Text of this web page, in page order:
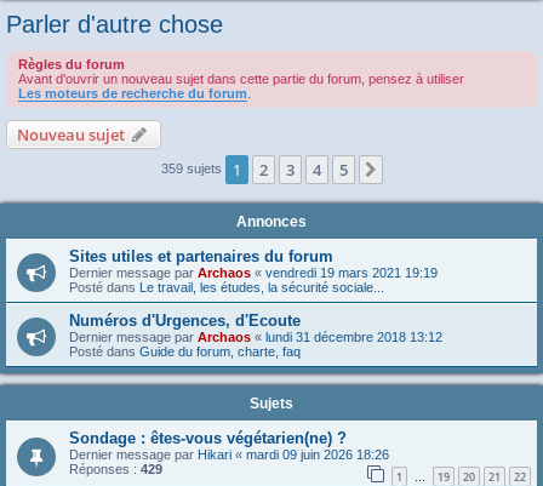
Parler d'autre chose
Règles du forum
Avant d'ouvrir un nouveau sujet dans cette partie du forum, pensez à utiliser
Les moteurs de recherche du forum
Nouveau sujet
359 sujets 1 2 3 4 5
Annonces
Sites utiles et partenaires du forum
Dernier message par Archaos « vendredi 19 mars 2021 19:19
Posté dans Le travail, les études, la sécurité sociale...
Numéros d'Urgences, d'Ecoute
Dernier message par Archaos « lundi 31 décembre 2018 13:12
Posté dans Guide du forum, charte, faq
Sujets
Sondage : êtes-vous végétarien(ne) ?
Dernier message par Hikari « mardi 09 juin 2026 18:26
Réponses : 429 1 … 19 20 21 22